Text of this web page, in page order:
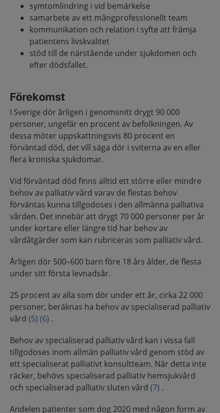
symtomlindring i vid bemärkelse
samarbete av ett mångprofessionellt team
kommunikation och relation i syfte att främja
patientens livskvalitet
stöd till de närstående under sjukdomen och
efter dödsfallet.
Förekomst
I Sverige dör årligen i genomsnitt drygt 90 000
personer, ungefär en procent av befolkningen. Av
dessa möter uppskattningsvis 80 procent en
förväntad död, det vill säga dör i sviterna av en eller
flera kroniska sjukdomar.
Vid förväntad död finns alltid ett större eller mindre
behov av palliativ vård varav de flestas behov
förväntas kunna tillgodoses i den allmänna palliativa
vården. Det innebär att drygt 70 000 personer per år
under kortare eller längre tid har behov av
vårdåtgärder som kan rubriceras som palliativ vård.
Årligen dör 500–600 barn före 18 års ålder, de flesta
under sitt första levnadsår.
25 procent av alla som dör under ett år, cirka 22 000
personer, beräknas ha behov av specialiserad palliativ
vård (5) (6) .
Behov av specialiserad palliativ vård kan i vissa fall
tillgodoses inom allmän palliativ vård genom stöd av
ett specialiserat palliativt konsultteam. När detta inte
räcker, behövs specialiserad palliativ hemsjukvård
och specialiserad palliativ sluten vård (7) .
Andelen patienter som dog 2020 med någon form av